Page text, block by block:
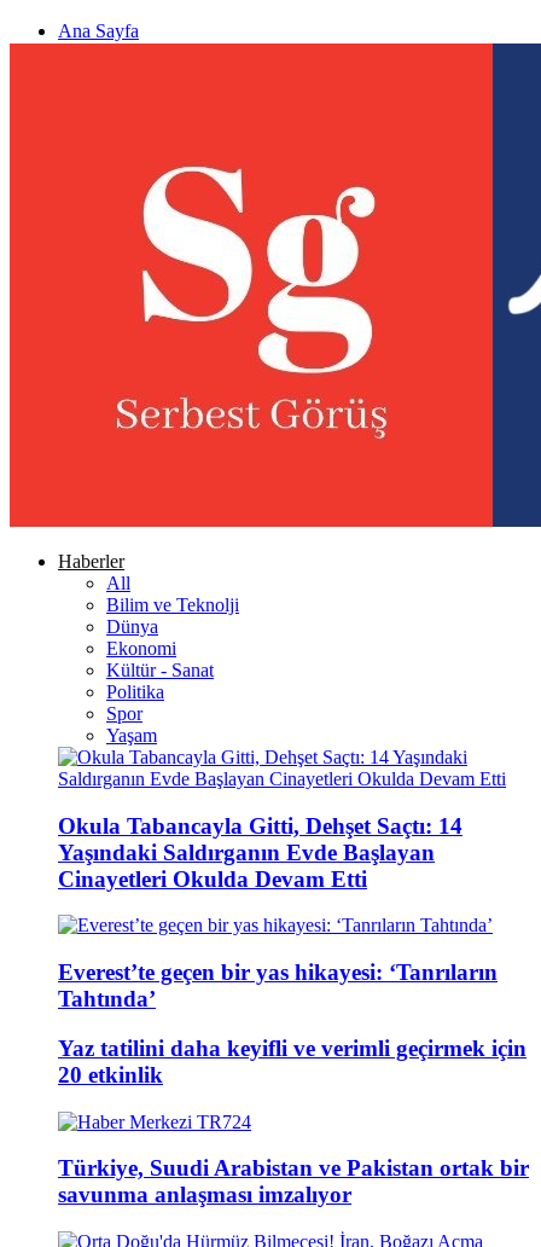
Ana Sayfa
Haberler
All
Bilim ve Teknolji
Dünya
Ekonomi
Kültür - Sanat
Politika
Spor
Yaşam
Okula Tabancayla Gitti, Dehşet Saçtı: 14
Yaşındaki Saldırganın Evde Başlayan
Cinayetleri Okulda Devam Etti
Everest’te geçen bir yas hikayesi: ‘Tanrıların
Tahtında’
Yaz tatilini daha keyifli ve verimli geçirmek için
20 etkinlik
Türkiye, Suudi Arabistan ve Pakistan ortak bir
savunma anlaşması imzalıyor